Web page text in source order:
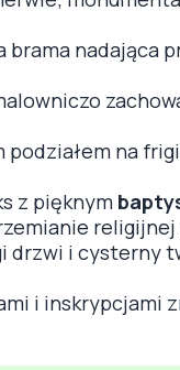
brama nadająca
podziałem na
z pięknym
religijnej
drzwi i cysterny
i inskrypcjami